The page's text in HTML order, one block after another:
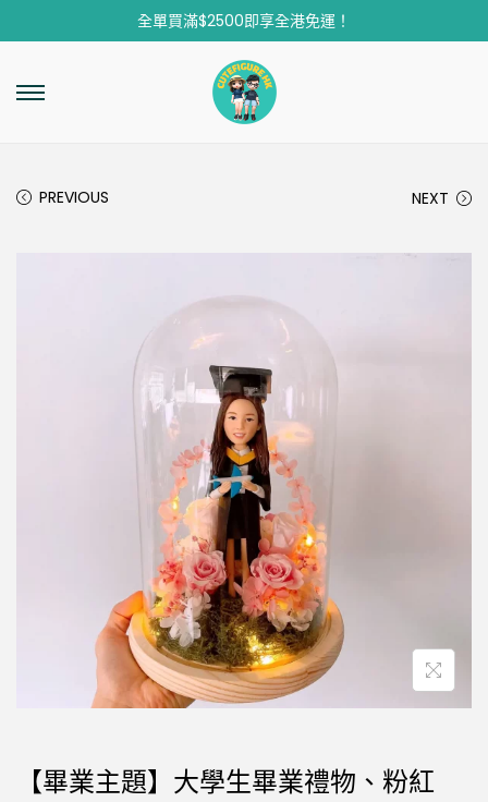
全單買滿$2500即享全港免運！
PREVIOUS NEXT
【畢業主題】大學生畢業禮物、粉紅